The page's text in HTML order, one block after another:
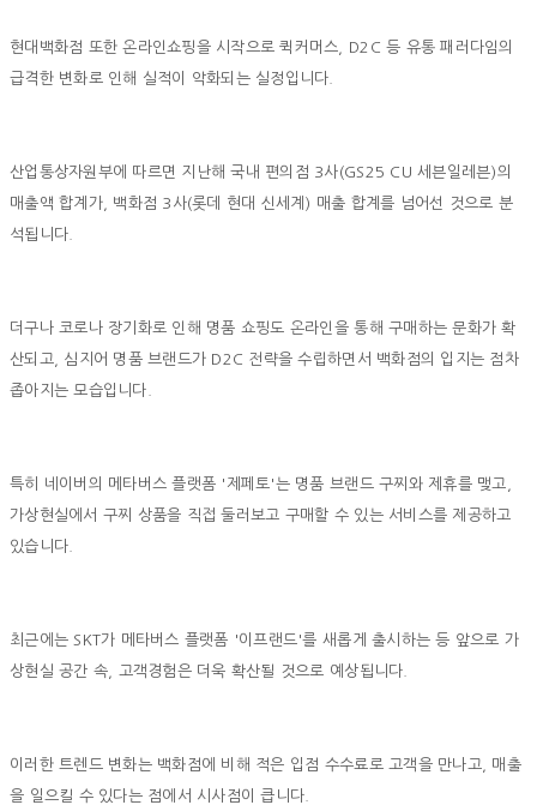
현대백화점 또한 온라인쇼핑을 시작으로 퀵커머스, D2C 등 유통 패러다임의
급격한 변화로 인해 실적이 악화되는 실정입니다.
산업통상자원부에 따르면 지난해 국내 편의점 3사(GS25 CU 세븐일레븐)의
매출액 합계가, 백화점 3사(롯데 현대 신세계) 매출 합계를 넘어선 것으로 분
석됩니다.
더구나 코로나 장기화로 인해 명품 쇼핑도 온라인을 통해 구매하는 문화가 확
산되고, 심지어 명품 브랜드가 D2C 전략을 수립하면서 백화점의 입지는 점차
좁아지는 모습입니다.
특히 네이버의 메타버스 플랫폼 '제페토'는 명품 브랜드 구찌와 제휴를 맺고,
가상현실에서 구찌 상품을 직접 둘러보고 구매할 수 있는 서비스를 제공하고
있습니다.
최근에는 SKT가 메타버스 플랫폼 '이프랜드'를 새롭게 출시하는 등 앞으로 가
상현실 공간 속, 고객경험은 더욱 확산될 것으로 예상됩니다.
이러한 트렌드 변화는 백화점에 비해 적은 입점 수수료로 고객을 만나고, 매출
을 일으킬 수 있다는 점에서 시사점이 큽니다.